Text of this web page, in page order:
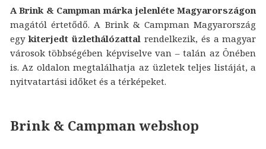
A Brink & Campman márka jelenléte Magyarországon
magától értetődő. A Brink & Campman Magyarország
egykiterjedt üzlethálózattalrendelkezik, és a magyar
városok többségében képviselve van – talán az Önében
is. Az oldalon megtalálhatja az üzletek teljes listáját, a
nyitvatartási időket és a térképeket.
Brink & Campman webshop